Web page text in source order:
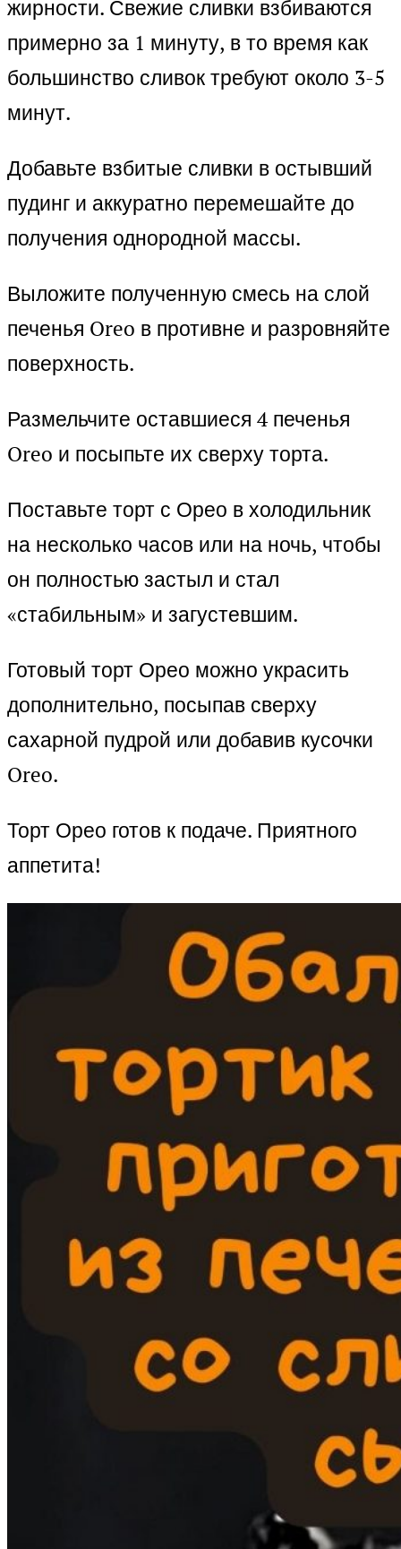
жирности. Свежие сливки взбиваются
примерно за 1 минуту, в то время как
большинство сливок требуют около 3-5
минут.
Добавьте взбитые сливки в остывший
пудинг и аккуратно перемешайте до
получения однородной массы.
Выложите полученную смесь на слой
печенья Oreo в противне и разровняйте
поверхность.
Размельчите оставшиеся 4 печенья
Oreo и посыпьте их сверху торта.
Поставьте торт с Орео в холодильник
на несколько часов или на ночь, чтобы
он полностью застыл и стал
«стабильным» и загустевшим.
Готовый торт Орео можно украсить
дополнительно, посыпав сверху
сахарной пудрой или добавив кусочки
Oreo.
Торт Орео готов к подаче. Приятного
аппетита!